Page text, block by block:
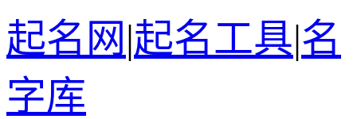
起名网|起名工具|名
字库